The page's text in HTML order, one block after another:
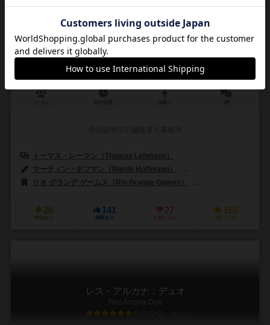
レース・フォー・ザ・ギャラクシー：帝国対反乱軍
Race for the Galaxy: Rebel vs Imperium
トーマス・レーマン（Thomas Lehmann）
マーティン・ホフマン（Martin Hoffmann）
リオ グランデ ゲームス（Rio Grande Games）
26
興味あり
141
経験あり
27
お気に入り
160
持ってる
レス・アルカナ：デュオ
Res Arcana Duo
6.5